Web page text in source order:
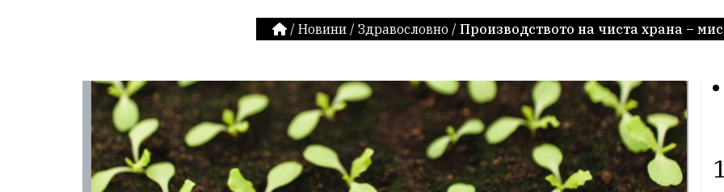
/ Новини / Здравословно / Производството на чиста храна –